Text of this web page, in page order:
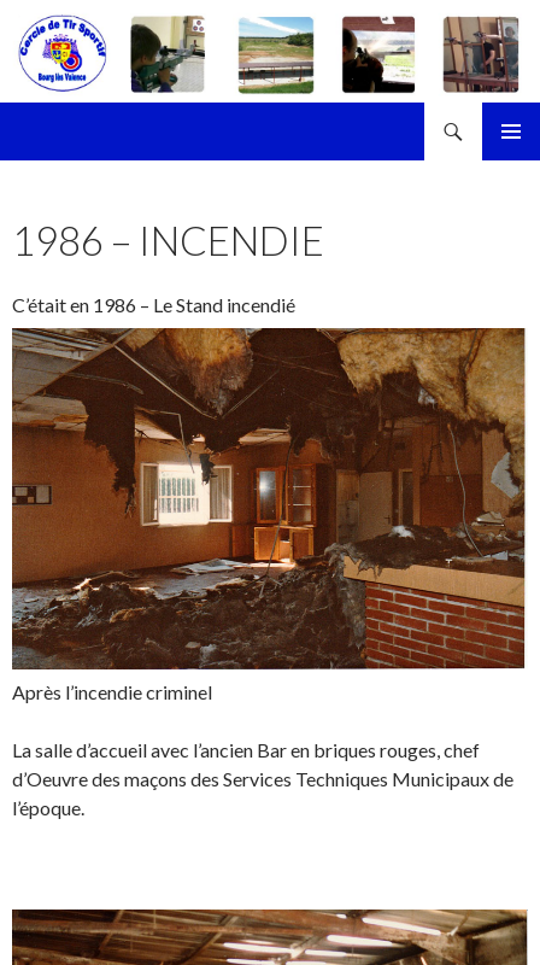
1986 – INCENDIE
C’était en 1986 – Le Stand incendié
Après l’incendie criminel
La salle d’accueil avec l’ancien Bar en briques rouges, chef
d’Oeuvre des maçons des Services Techniques Municipaux de
l’époque.